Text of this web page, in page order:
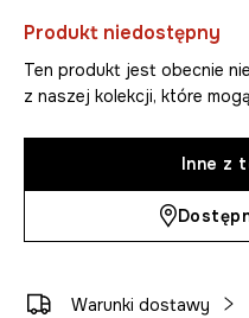
Produkt niedostępny
Ten produkt jest obecnie
z naszej kolekcji, które
Inne z
Warunki dostawy